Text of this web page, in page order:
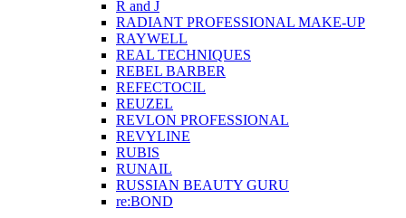
R and J
RADIANT PROFESSIONAL MAKE-UP
RAYWELL
REAL TECHNIQUES
REBEL BARBER
REFECTOCIL
REUZEL
REVLON PROFESSIONAL
REVYLINE
RUBIS
RUNAIL
RUSSIAN BEAUTY GURU
re:BOND